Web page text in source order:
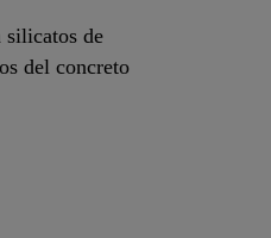
silicatos de
del concreto